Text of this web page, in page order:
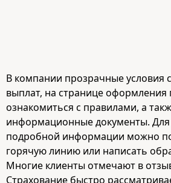
В компании прозрачные условия
выплат, на странице
ознакомиться с правилами, а
информационные документы. Для
подробной информации можно
горячую линию или написать
Многие клиенты отмечают в
Страхование быстро